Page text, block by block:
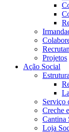
Projetos
Ação Social
Serviço
Creche
Cantina
Loja